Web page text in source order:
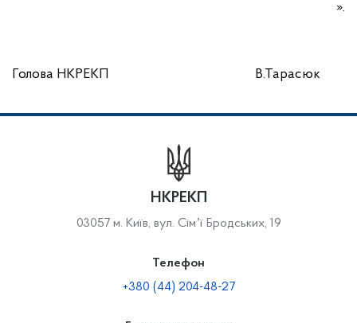
».
Голова НКРЕКП В.Тарасюк
НКРЕКП
03057 м. Київ, вул. Сімʼї Бродських, 19
Телефон
+380 (44) 204-48-27